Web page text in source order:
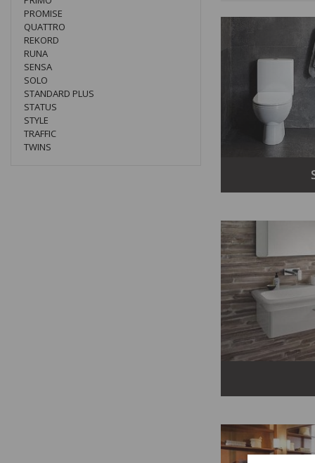
PROMISE
QUATTRO
REKORD
RUNA
SENSA
SOLO
STANDARD PLUS
STATUS
STYLE
TRAFFIC
TWINS